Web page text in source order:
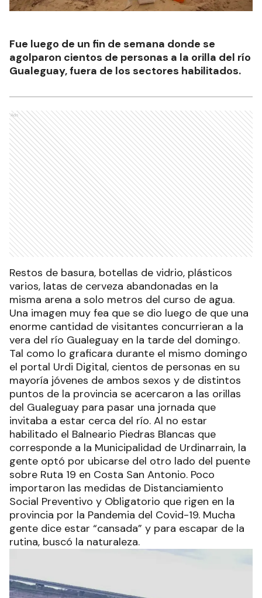
Fue luego de un fin de semana donde se
agolparon cientos de personas a la orilla del río
Gualeguay, fuera de los sectores habilitados.
Ads
Restos de basura, botellas de vidrio, plásticos
varios, latas de cerveza abandonadas en la
misma arena a solo metros del curso de agua.
Una imagen muy fea que se dio luego de que una
enorme cantidad de visitantes concurrieran a la
vera del río Gualeguay en la tarde del domingo.
Tal como lo graficara durante el mismo domingo
el portal Urdi Digital, cientos de personas en su
mayoría jóvenes de ambos sexos y de distintos
puntos de la provincia se acercaron a las orillas
del Gualeguay para pasar una jornada que
invitaba a estar cerca del río. Al no estar
habilitado el Balneario Piedras Blancas que
corresponde a la Municipalidad de Urdinarrain, la
gente optó por ubicarse del otro lado del puente
sobre Ruta 19 en Costa San Antonio. Poco
importaron las medidas de Distanciamiento
Social Preventivo y Obligatorio que rigen en la
provincia por la Pandemia del Covid-19. Mucha
gente dice estar “cansada” y para escapar de la
rutina, buscó la naturaleza.